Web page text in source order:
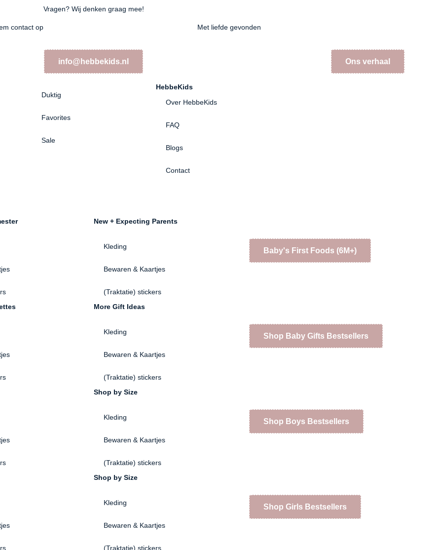
Vragen? Wij denken graag mee!
contact op
info@hebbekids.nl
Met liefde gevonden
Ons verhaal
Duktig
Favorites
Sale
HebbeKids
Over HebbeKids
FAQ
Blogs
Contact
New + Expecting Parents
Kleding
Bewaren & Kaartjes
(Traktatie) stickers
Baby's First Foods (6M+)
More Gift Ideas
Kleding
Bewaren & Kaartjes
(Traktatie) stickers
Shop Baby Gifts Bestsellers
Shop by Size
Kleding
Bewaren & Kaartjes
(Traktatie) stickers
Shop Boys Bestsellers
Shop by Size
Kleding
Bewaren & Kaartjes
(Traktatie) stickers
Shop Girls Bestsellers